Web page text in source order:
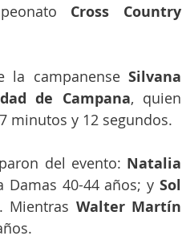
Cross Country
la campanense Silvana
de Campana, quien
minutos y 12 segundos.
del evento: Natalia
40-44 años; y Sol
Mientras